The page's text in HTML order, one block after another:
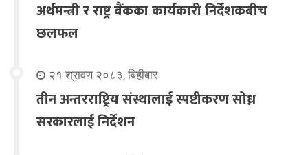
अर्थमन्त्री र राष्ट्र बैंकका कार्यकारी निर्देशकबीच
छलफल
२१ श्रावण २०८३, बिहीबार
तीन अन्तरराष्ट्रिय संस्थालाई स्पष्टीकरण सोध्न
सरकारलाई निर्देशन